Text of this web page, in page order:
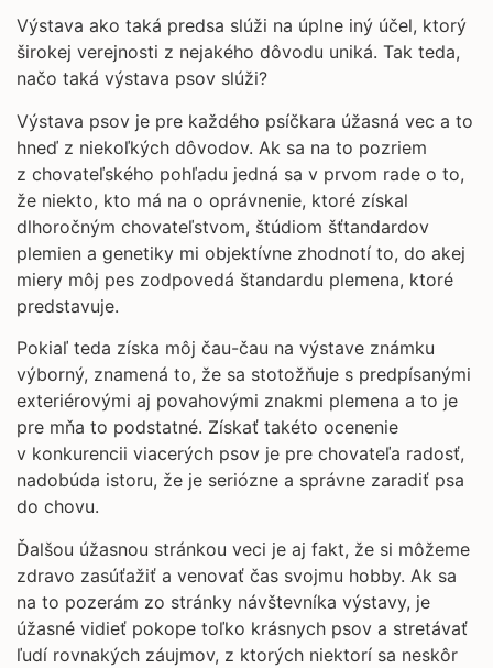
Výstava ako taká predsa slúži na úplne iný účel, ktorý
širokej verejnosti z nejakého dôvodu uniká. Tak teda,
načo taká výstava psov slúži?
Výstava psov je pre každého psíčkara úžasná vec a to
hneď z niekoľkých dôvodov. Ak sa na to pozriem
z chovateľského pohľadu jedná sa v prvom rade o to,
že niekto, kto má na o oprávnenie, ktoré získal
dlhoročným chovateľstvom, štúdiom šťtandardov
plemien a genetiky mi objektívne zhodnotí to, do akej
miery môj pes zodpovedá štandardu plemena, ktoré
predstavuje.
Pokiaľ teda získa môj čau-čau na výstave známku
výborný, znamená to, že sa stotožňuje s predpísanými
exteriérovými aj povahovými znakmi plemena a to je
pre mňa to podstatné. Získať takéto ocenenie
v konkurencii viacerých psov je pre chovateľa radosť,
nadobúda istoru, že je seriózne a správne zaradiť psa
do chovu.
Ďalšou úžasnou stránkou veci je aj fakt, že si môžeme
zdravo zasúťažiť a venovať čas svojmu hobby. Ak sa
na to pozerám zo stránky návštevníka výstavy, je
úžasné vidieť pokope toľko krásnych psov a stretávať
ľudí rovnakých záujmov, z ktorých niektorí sa neskôr